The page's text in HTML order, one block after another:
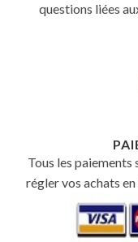
questions liées
Tous les paiements
régler vos achats